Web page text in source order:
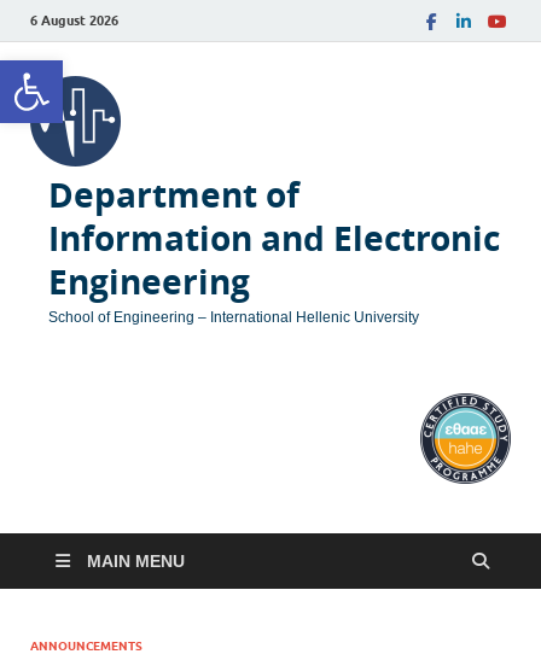
Open toolbar
6 August 2026
Department of
Information and Electronic
Engineering
School of Engineering – International Hellenic University
MAIN MENU
ANNOUNCEMENTS